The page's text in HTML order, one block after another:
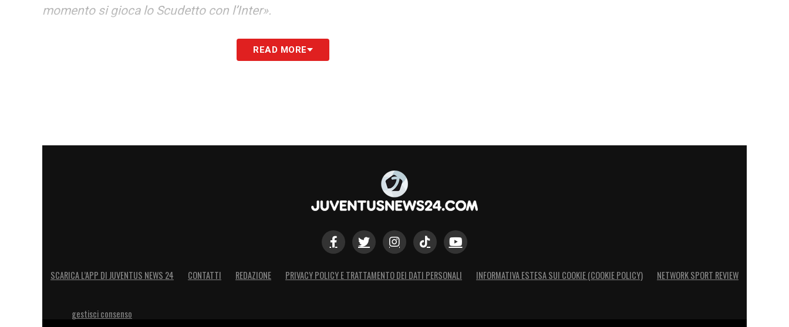
momento si gioca lo Scudetto con l’Inter».
LA PLAYLIST DELLE NOSTRE TOP NEWSREAD MORE
SCARICA L’APP DI JUVENTUS NEWS 24 CONTATTI REDAZIONE PRIVACY POLICY E TRATTAMENTO DEI DATI PERSONALI INFORMATIVA ESTESA SUI COOKIE (COOKIE POLICY) NETWORK SPORT REVIEW
gestisci consenso